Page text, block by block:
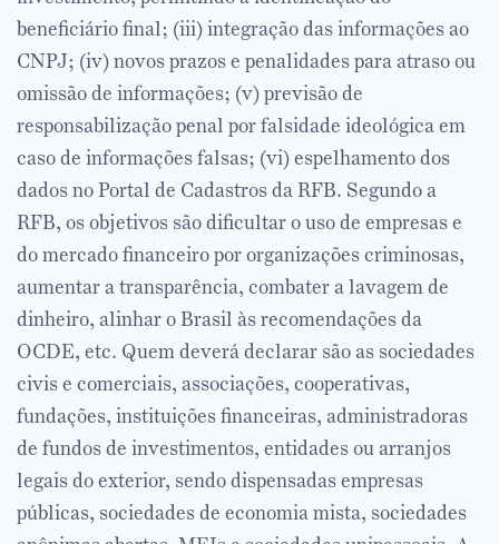
beneficiário final; (iii) integração das informações ao
CNPJ; (iv) novos prazos e penalidades para atraso ou
omissão de informações; (v) previsão de
responsabilização penal por falsidade ideológica em
caso de informações falsas; (vi) espelhamento dos
dados no Portal de Cadastros da RFB. Segundo a
RFB, os objetivos são dificultar o uso de empresas e
do mercado financeiro por organizações criminosas,
aumentar a transparência, combater a lavagem de
dinheiro, alinhar o Brasil às recomendações da
OCDE, etc. Quem deverá declarar são as sociedades
civis e comerciais, associações, cooperativas,
fundações, instituições financeiras, administradoras
de fundos de investimentos, entidades ou arranjos
legais do exterior, sendo dispensadas empresas
públicas, sociedades de economia mista, sociedades